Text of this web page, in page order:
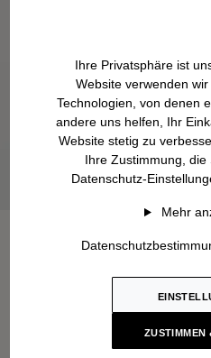
Ihre Privatsphäre ist
Website verwenden
Technologien, von denen
andere uns helfen, Ihr
Website stetig zu
Ihre Zustimmung, die
Datenschutz-
Mehr
ZUSTIMMEN